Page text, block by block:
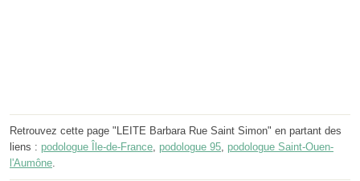
Retrouvez cette page "LEITE Barbara Rue Saint Simon" en partant des
liens : podologue Île-de-France, podologue 95, podologue Saint-Ouen-
l'Aumône.